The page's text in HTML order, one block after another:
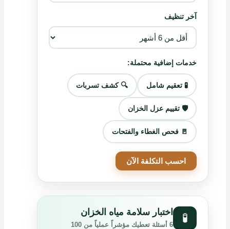
آخر تنظيف
خدمات إضافية محتملة:
🧪 تعقيم شامل 🔍 كشف تسربات
🛡️ تقييم عزل الخزان
🚪 فحص الغطاء والفتحات
احسب التكلفة الآن
🧪 اختبار سلامة مياه الخزان
6 أسئلة تعطيك مؤشراً عملياً من 100